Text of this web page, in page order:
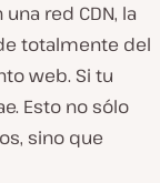
red CDN, la
totalmente del
web. Si tu
Esto no sólo
sino que